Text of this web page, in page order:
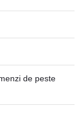
de peste